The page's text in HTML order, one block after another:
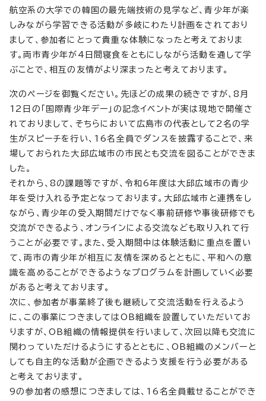
航空系の大学での韓国の最先端技術の見学など、青少年が楽
しみながら学習できる活動が多岐にわたり計画をされており
まして、参加者にとって貴重な体験になったと考えておりま
す。両市青少年が4日間寝食をともにしながら活動を通して学
ぶことで、相互の友情がより深まったと考えております。
次のページを御覧ください。先ほどの成果の続きですが、8月
12日の「国際青少年デー」の記念イベントが実は現地で開催さ
れておりまして、そちらにおいて広島市の代表として2名の学
生がスピーチを行い、16名全員でダンスを披露することで、来
場しておられた大邱広域市の市民とも交流を図ることができま
した。
それから、8の課題等ですが、令和6年度は大邱広域市の青少
年を受け入れる予定となっております。大邱広域市と連携をし
ながら、青少年の受入期間だけでなく事前研修や事後研修でも
交流ができるよう、オンラインによる交流なども取り入れて行
うことが必要です。また、受入期間中は体験活動に重点を置い
て、両市の青少年が相互に友情を深めるとともに、平和への意
識を高めることができるようなプログラムを計画していく必要
があると考えております。
次に、参加者が事業終了後も継続して交流活動を行えるよう
に、この事業につきましてはOB組織を設置していただいてお
りますが、OB組織の情報提供を行いまして、次回以降も交流に
関わっていただけるようにするとともに、OB組織のメンバーと
しても自主的な活動が企画できるよう支援を行う必要がある
と考えております。
9の参加者の感想につきましては、16名全員載せることができ